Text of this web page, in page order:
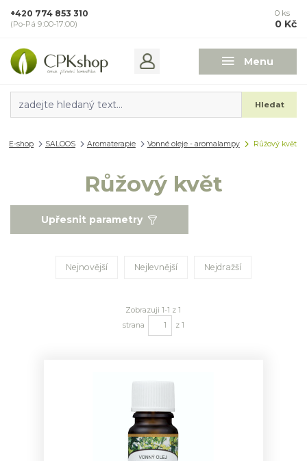
Menu
Hledat
+420 774 853 310
(Po-Pá 9:00-17:00)
0 ks
0 Kč
E-shop SALOOS Aromaterapie Vonné oleje - aromalampy Růžový květ
Růžový květ
Upřesnit parametry
Nejnovější Nejlevnější Nejdražší
Zobrazuji 1-1 z 1
strana
z 1